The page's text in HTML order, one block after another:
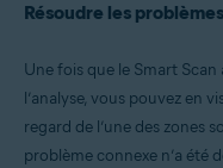
Résoudre les
Une fois que le Smart
l’analyse, vous pouvez en
regard de l’une des zones
problème connexe n’a été